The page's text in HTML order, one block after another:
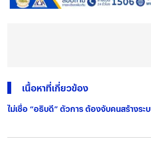
เนื้อหาที่เกี่ยวข้อง
ไม่เชื่อ “อธิบดี” ตัวการ ต้องจับคนสร้างระ